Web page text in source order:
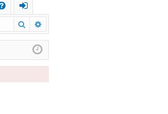
Q
х
о
д
Поиск